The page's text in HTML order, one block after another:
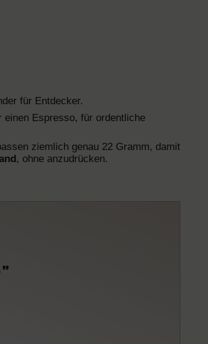
für Entdecker.
einen Espresso, für ordentliche
ziemlich genau 22 Gramm, damit
, ohne anzudrücken.